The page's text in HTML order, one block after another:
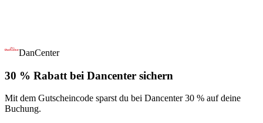
DanCenter
30 % Rabatt bei Dancenter sichern
Mit dem Gutscheincode sparst du bei Dancenter 30 % auf deine
Buchung.